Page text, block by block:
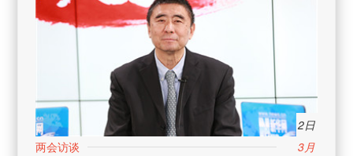
2日
3月